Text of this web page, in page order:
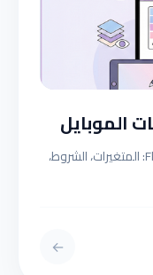
تعلّم أساسيات Dart التي تحتاجها قبل Flutter: المتغيرات، الشروط،
←